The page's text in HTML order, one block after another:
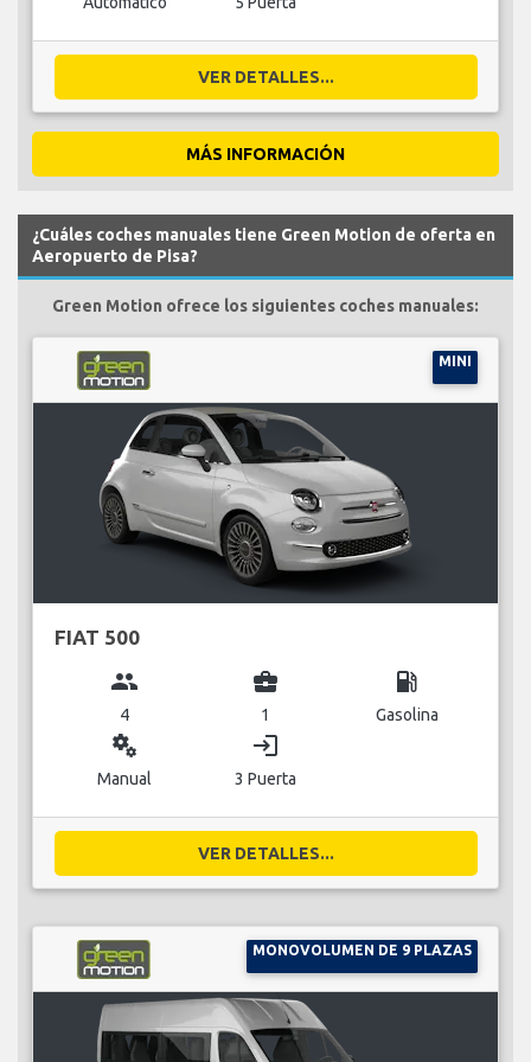
VER DETALLES...
MÁS INFORMACIÓN
¿Cuáles coches manuales tiene Green Motion de oferta en
Aeropuerto de Pisa?
Green Motion ofrece los siguientes coches manuales:
MINI
FIAT 500
group
4
business_center
1
local_gas_station
Gasolina
miscellaneous_services
Manual
login
3 Puerta
VER DETALLES...
MONOVOLUMEN DE 9 PLAZAS